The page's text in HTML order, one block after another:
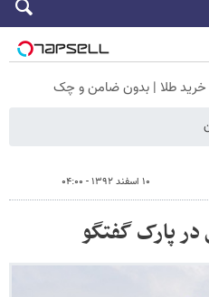
۱۰ اسفند ۱۳۹۲ - ۰۴:۰۰
پارک گفتگو